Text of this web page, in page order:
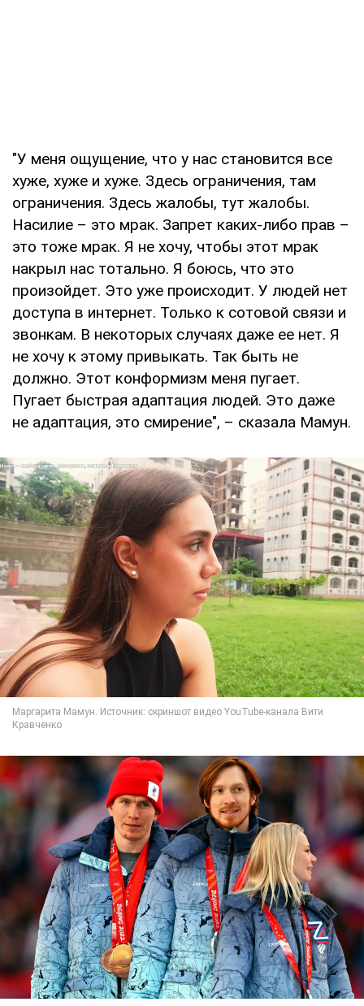
"У меня ощущение, что у нас становится все
хуже, хуже и хуже. Здесь ограничения, там
ограничения. Здесь жалобы, тут жалобы.
Насилие – это мрак. Запрет каких-либо прав –
это тоже мрак. Я не хочу, чтобы этот мрак
накрыл нас тотально. Я боюсь, что это
произойдет. Это уже происходит. У людей нет
доступа в интернет. Только к сотовой связи и
звонкам. В некоторых случаях даже ее нет. Я
не хочу к этому привыкать. Так быть не
должно. Этот конформизм меня пугает.
Пугает быстрая адаптация людей. Это даже
не адаптация, это смирение", – сказала Мамун.